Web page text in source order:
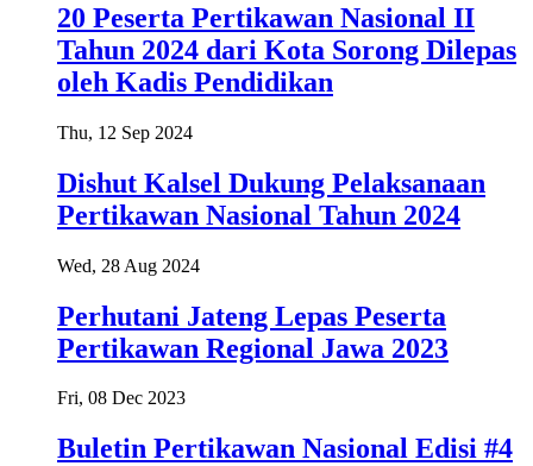
20 Peserta Pertikawan Nasional II
Tahun 2024 dari Kota Sorong Dilepas
oleh Kadis Pendidikan
Thu, 12 Sep 2024
Dishut Kalsel Dukung Pelaksanaan
Pertikawan Nasional Tahun 2024
Wed, 28 Aug 2024
Perhutani Jateng Lepas Peserta
Pertikawan Regional Jawa 2023
Fri, 08 Dec 2023
Buletin Pertikawan Nasional Edisi #4